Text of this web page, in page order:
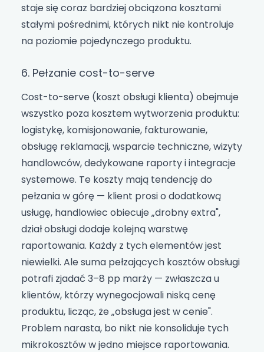
staje się coraz bardziej obciążona kosztami
stałymi pośrednimi, których nikt nie kontroluje
na poziomie pojedynczego produktu.
6. Pełzanie cost-to-serve
Cost-to-serve (koszt obsługi klienta) obejmuje
wszystko poza kosztem wytworzenia produktu:
logistykę, komisjonowanie, fakturowanie,
obsługę reklamacji, wsparcie techniczne, wizyty
handlowców, dedykowane raporty i integracje
systemowe. Te koszty mają tendencję do
pełzania w górę — klient prosi o dodatkową
usługę, handlowiec obiecuje „drobny extra",
dział obsługi dodaje kolejną warstwę
raportowania. Każdy z tych elementów jest
niewielki. Ale suma pełzających kosztów obsługi
potrafi zjadać 3–8 pp marży — zwłaszcza u
klientów, którzy wynegocjowali niską cenę
produktu, licząc, że „obsługa jest w cenie".
Problem narasta, bo nikt nie konsoliduje tych
mikrokosztów w jedno miejsce raportowania.